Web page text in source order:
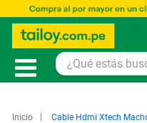
Inicio Cable Hdmi Xtech